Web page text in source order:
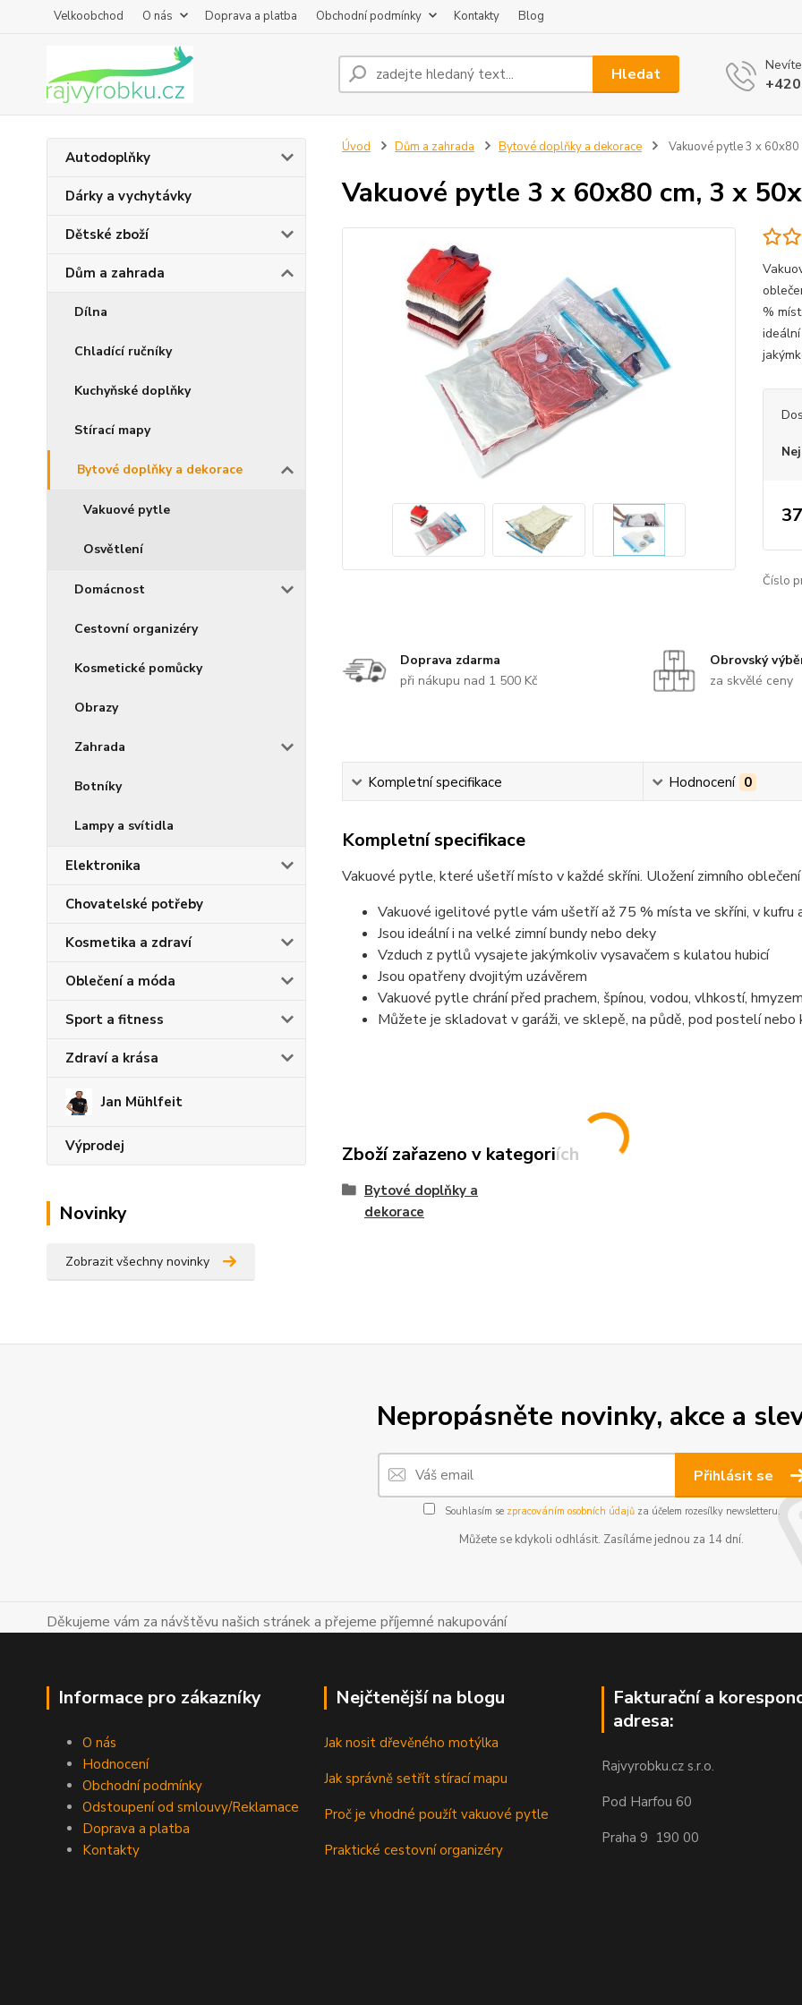
Velkoobchod O nás Doprava a platba Obchodní podmínky Kontakty Blog
Hledat
Autodoplňky
Dárky a vychytávky
Dětské zboží
Dům a zahrada
Dílna
Chladící ručníky
Kuchyňské doplňky
Stírací mapy
Bytové doplňky a dekorace
Vakuové pytle
Osvětlení
Domácnost
Cestovní organizéry
Kosmetické pomůcky
Obrazy
Zahrada
Botníky
Lampy a svítidla
Elektronika
Chovatelské potřeby
Kosmetika a zdraví
Oblečení a móda
Sport a fitness
Zdraví a krása
Jan Mühlfeit
Výprodej
Novinky
Zobrazit všechny novinky
Úvod Dům a zahrada Bytové doplňky a dekorace Vakuové pytle 3 x
Vakuové pytle 3 x 60x80 cm, 3 x
%
Číslo
Doprava zdarma
při nákupu nad 1 500 Kč
Obrovský
za skvělé ceny
Kompletní specifikace Hodnocení 0
Kompletní specifikace
Vakuové pytle, které ušetří místo v každé skříni. Uložení zimního
Vakuové igelitové pytle vám ušetří až 75 % místa ve skříni, v kufru
Jsou ideální i na velké zimní bundy nebo deky
Vzduch z pytlů vysajete jakýmkoliv vysavačem s kulatou hubicí
Jsou opatřeny dvojitým uzávěrem
Vakuové pytle chrání před prachem, špínou, vodou, vlhkostí,
Můžete je skladovat v garáži, ve sklepě, na půdě, pod postelí nebo
Zboží zařazeno v kategoriích
Bytové doplňky a
dekorace
Nepropásněte novinky, akce a
Přihlásit se
Souhlasím se zpracováním osobních údajůza účelem rozesílky newsletteru.
Můžete se kdykoli odhlásit. Zasíláme jednou za 14 dní.
Děkujeme vám za návštěvu našich stránek a přejeme příjemné nakupování
Informace pro zákazníky
O nás
Hodnocení
Obchodní podmínky
Odstoupení od smlouvy/Reklamace
Doprava a platba
Kontakty
Nejčtenější na blogu
Jak nosit dřevěného motýlka
Jak správně setřít stírací mapu
Proč je vhodné použít vakuové pytle
Praktické cestovní organizéry
Fakturační a
adresa:
Rajvyrobku.cz s.r.o.
Pod Harfou 60
Praha 9 190 00